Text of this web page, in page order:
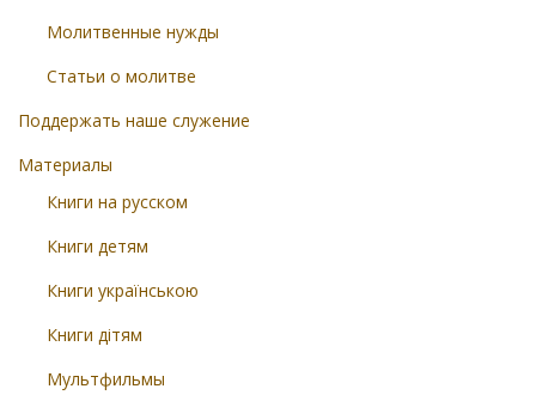
Молитвенные нужды
Статьи о молитве
Поддержать наше служение
Материалы
Книги на русском
Книги детям
Книги українською
Книги дітям
Мультфильмы